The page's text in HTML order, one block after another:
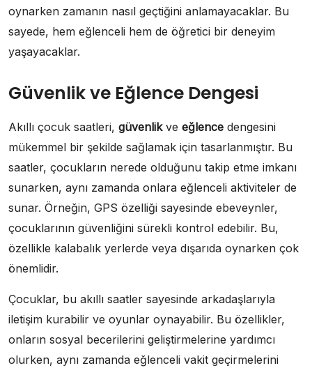
oynarken zamanın nasıl geçtiğini anlamayacaklar. Bu
sayede, hem eğlenceli hem de öğretici bir deneyim
yaşayacaklar.
Güvenlik ve Eğlence Dengesi
Akıllı çocuk saatleri, güvenlikve eğlence dengesini
mükemmel bir şekilde sağlamak için tasarlanmıştır. Bu
saatler, çocukların nerede olduğunu takip etme imkanı
sunarken, aynı zamanda onlara eğlenceli aktiviteler de
sunar. Örneğin, GPS özelliği sayesinde ebeveynler,
çocuklarının güvenliğini sürekli kontrol edebilir. Bu,
özellikle kalabalık yerlerde veya dışarıda oynarken çok
önemlidir.
Çocuklar, bu akıllı saatler sayesinde arkadaşlarıyla
iletişim kurabilir ve oyunlar oynayabilir. Bu özellikler,
onların sosyal becerilerini geliştirmelerine yardımcı
olurken, aynı zamanda eğlenceli vakit geçirmelerini